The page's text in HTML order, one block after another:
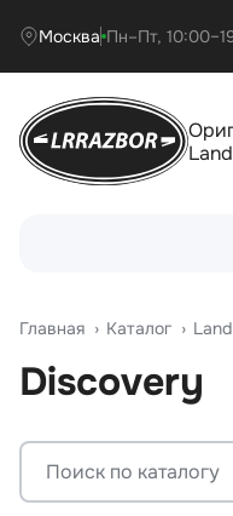
Москва Пн–Пт,
Главная › Катало ›
Discovery